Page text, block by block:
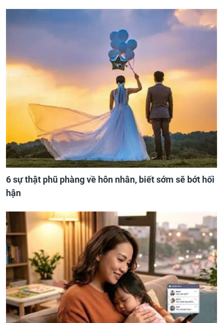
6 sự thật phũ phàng về hôn nhân, biết sớm sẽ bớt hối
hận